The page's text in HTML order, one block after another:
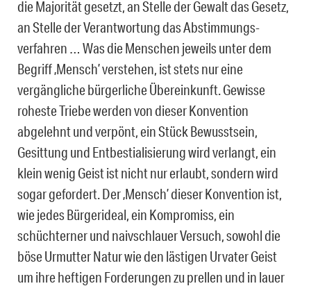
die Majorität gesetzt, an Stelle der Gewalt das Gesetz,
an Stelle der Verantwortung das Abstimmungs-
verfahren … Was die Menschen jeweils unter dem
Begriff ‚Mensch’ verstehen, ist stets nur eine
vergängliche bürgerliche Übereinkunft. Gewisse
roheste Triebe werden von dieser Konvention
abgelehnt und verpönt, ein Stück Bewusstsein,
Gesittung und Entbestialisierung wird verlangt, ein
klein wenig Geist ist nicht nur erlaubt, sondern wird
sogar gefordert. Der ‚Mensch’ dieser Konvention ist,
wie jedes Bürgerideal, ein Kompromiss, ein
schüchterner und naivschlauer Versuch, sowohl die
böse Urmutter Natur wie den lästigen Urvater Geist
um ihre heftigen Forderungen zu prellen und in lauer